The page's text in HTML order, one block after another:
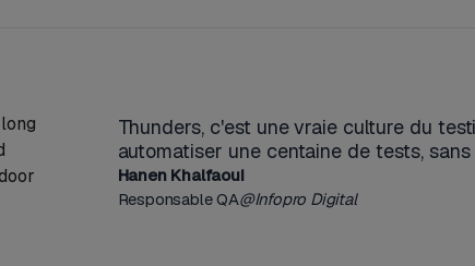
Thunders, c'est une vraie culture du
automatiser une centaine de tests,
Hanen Khalfaoui
Responsable QA@Infopro Digital